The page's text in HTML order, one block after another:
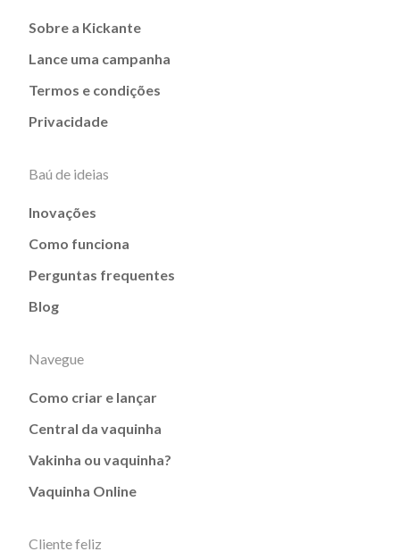
Sobre a Kickante
Lance uma campanha
Termos e condições
Privacidade
Baú de ideias
Inovações
Como funciona
Perguntas frequentes
Blog
Navegue
Como criar e lançar
Central da vaquinha
Vakinha ou vaquinha?
Vaquinha Online
Cliente feliz